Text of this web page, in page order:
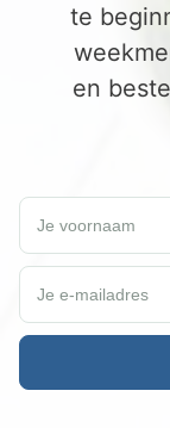
te
en
Schrijf je in en
Je voornaam
Je e-mailadres